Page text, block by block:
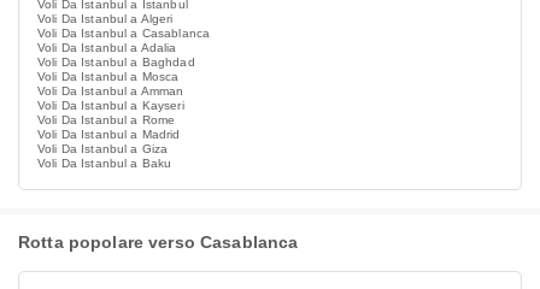
Voli Da Istanbul a Istanbul
Voli Da Istanbul a Algeri
Voli Da Istanbul a Casablanca
Voli Da Istanbul a Adalia
Voli Da Istanbul a Baghdad
Voli Da Istanbul a Mosca
Voli Da Istanbul a Amman
Voli Da Istanbul a Kayseri
Voli Da Istanbul a Rome
Voli Da Istanbul a Madrid
Voli Da Istanbul a Giza
Voli Da Istanbul a Baku
Rotta popolare verso Casablanca